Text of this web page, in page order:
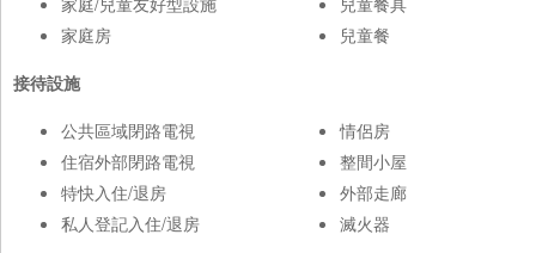
家庭房
兒童餐
接待設施
公共區域閉路電視
住宿外部閉路電視
特快入住/退房
私人登記入住/退房
情侶房
整間小屋
外部走廊
滅火器